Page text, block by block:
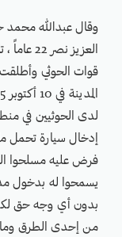
العزيز
قوات الحوثي وأطلقت
لدى الحوثيين في
إدخال سيارة تحمل
فرض عليه مسلحوا
يسمحوا له بدخول
بدون أي وجه حق
من إحدى الطرق